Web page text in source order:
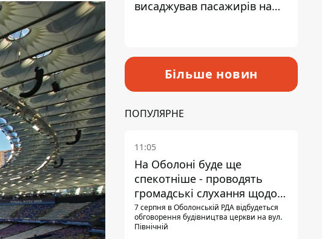
висаджував пасажирів на
Більше новин
ПОПУЛЯРНЕ
11:05
На Оболоні буде ще
спекотніше - проводять
громадські слухання щодо
храму УГКЦ на Північній
7 серпня в Оболонській РДА відбудеться
обговорення будівництва церкви на вул.
Північній